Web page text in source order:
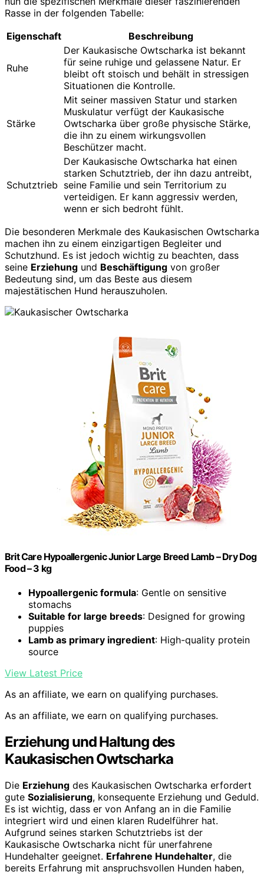
Rasse in der folgenden Tabelle:
Eigenschaft
Beschreibung
Ruhe
Der Kaukasische Owtscharka ist bekannt
für seine ruhige und gelassene Natur. Er
bleibt oft stoisch und behält in stressigen
Situationen die Kontrolle.
Stärke
Mit seiner massiven Statur und starken
Muskulatur verfügt der Kaukasische
Owtscharka über große physische Stärke,
die ihn zu einem wirkungsvollen
Beschützer macht.
Schutztrieb
Der Kaukasische Owtscharka hat einen
starken Schutztrieb, der ihn dazu antreibt,
seine Familie und sein Territorium zu
verteidigen. Er kann aggressiv werden,
wenn er sich bedroht fühlt.
Die besonderen Merkmale des Kaukasischen Owtscharka
machen ihn zu einem einzigartigen Begleiter und
Schutzhund. Es ist jedoch wichtig zu beachten, dass
seine Erziehung und Beschäftigung von großer
Bedeutung sind, um das Beste aus diesem
majestätischen Hund herauszuholen.
Brit Care Hypoallergenic Junior Large Breed Lamb – Dry Dog
Food – 3 kg
Hypoallergenic formula: Gentle on sensitive
stomachs
Suitable for large breeds: Designed for growing
puppies
Lamb as primary ingredient: High-quality protein
source
View Latest Price
As an affiliate, we earn on qualifying purchases.
As an affiliate, we earn on qualifying purchases.
Erziehung und Haltung des
Kaukasischen Owtscharka
Die Erziehung des Kaukasischen Owtscharka erfordert
gute Sozialisierung, konsequente Erziehung und Geduld.
Es ist wichtig, dass er von Anfang an in die Familie
integriert wird und einen klaren Rudelführer hat.
Aufgrund seines starken Schutztriebs ist der
Kaukasische Owtscharka nicht für unerfahrene
Hundehalter geeignet. Erfahrene Hundehalter, die
bereits Erfahrung mit anspruchsvollen Hunden haben,